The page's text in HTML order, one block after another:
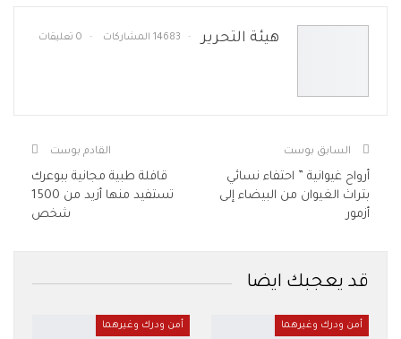
هيئة التحرير 14683 المشاركات 0 تعليقات
السابق بوست
أرواح غيوانية ” احتفاء نسائي
بتراث الغيوان من البيضاء إلى
أزمور
القادم بوست
قافلة طبية مجانية ببوعرك
تستفيد منها أزيد من 1500
شخص
قد يعجبك ايضا
أمن ودرك وغيرهما أمن ودرك وغيرهما